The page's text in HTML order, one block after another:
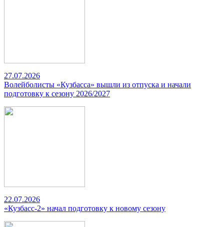
27.07.2026
Волейболисты «Кузбасса» вышли из отпуска и начали
подготовку к сезону 2026/2027
22.07.2026
«Кузбасс-2» начал подготовку к новому сезону